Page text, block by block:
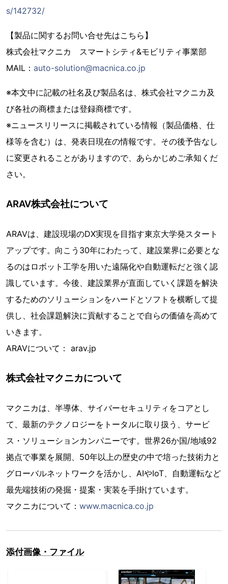
s/142732/
【製品に関するお問い合せ先はこちら】
株式会社マクニカ スマートシティ&モビリティ事業部
MAIL： auto-solution@macnica.co.jp
※本文中に記載の社名及び製品名は、株式会社マクニカ及
び各社の商標または登録商標です。
※ニュースリリースに掲載されている情報（製品価格、仕
様等を含む）は、発表日現在の情報です。その後予告なし
に変更されることがありますので、あらかじめご承知くだ
さい。
ARAV株式会社について
ARAVは、建設現場のDX実現を目指す東京大学発スタート
アップです。向こう30年にわたって、建設業界に必要とな
るのはロボット工学を用いた遠隔化や自動運転だと強く認
識しています。今後、建設業界が直面していく課題を解決
するためのソリューションをハードとソフトを横断して提
供し、社会課題解決に貢献することで自らの価値を高めて
いきます。
ARAVについて： arav.jp
株式会社マクニカについて
マクニカは、半導体、サイバーセキュリティをコアとし
て、最新のテクノロジーをトータルに取り扱う、サービ
ス・ソリューションカンパニーです。世界26か国/地域92
拠点で事業を展開、50年以上の歴史の中で培った技術力と
グローバルネットワークを活かし、AIやIoT、自動運転など
最先端技術の発掘・提案・実装を手掛けています。
マクニカについて： www.macnica.co.jp
添付画像・ファイル